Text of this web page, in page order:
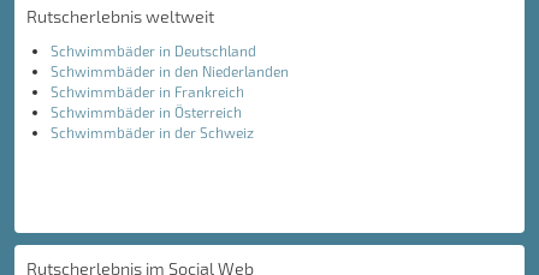
Rutscherlebnis weltweit
Schwimmbäder in Deutschland
Schwimmbäder in den Niederlanden
Schwimmbäder in Frankreich
Schwimmbäder in Österreich
Schwimmbäder in der Schweiz
Rutscherlebnis im Social Web